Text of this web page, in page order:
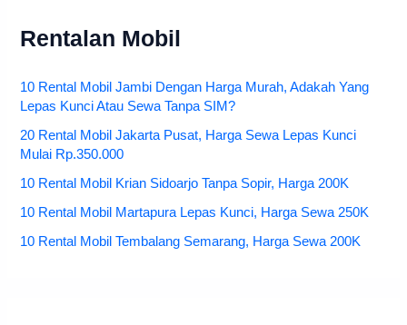
Rentalan Mobil
10 Rental Mobil Jambi Dengan Harga Murah, Adakah Yang
Lepas Kunci Atau Sewa Tanpa SIM?
20 Rental Mobil Jakarta Pusat, Harga Sewa Lepas Kunci
Mulai Rp.350.000
10 Rental Mobil Krian Sidoarjo Tanpa Sopir, Harga 200K
10 Rental Mobil Martapura Lepas Kunci, Harga Sewa 250K
10 Rental Mobil Tembalang Semarang, Harga Sewa 200K